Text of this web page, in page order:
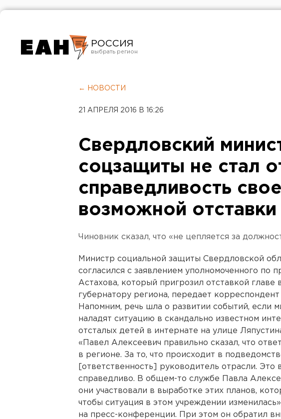
РОССИЯ
Челябинск
← НОВОСТИ
21 АПРЕЛЯ 2016 В 16:26
Свердловский
соцзащиты не стал
справедливость
возможной отставки
Чиновник сказал, что «не цепляется за
Министр социальной защиты Свердловской
согласился с заявлением уполномоченного по
Астахова, который пригрозил отставкой главе
губернатору региона, передает
Напомним, речь шла о развитии событий, если
наладят ситуацию в скандально известном
отсталых детей в интернате на улице
«Павел Алексеевич правильно сказал, что
в регионе. За то, что происходит в
[ответственность] руководитель отрасли. Это
справедливо. В общем-то службе Павла
они участвовали в выработке этих планов,
чтобы ситуация в этом учреждении
на пресс-конференции. При этом он обратил